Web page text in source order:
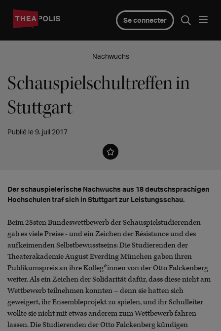
Se connecter
Nachwuchs
Schauspielschultreffen in
Stuttgart
Publié le 9. juil 2017
Der schauspielerische Nachwuchs aus 18 deutschsprachigen
Hochschulen traf sich in Stuttgart zur Leistungsschau.
Beim 28sten Bundeswettbewerb der Schauspielstudierenden
gab es viele Preise - und ein Zeichen der Résistance und des
aufkeimenden Selbstbewusstseins: Die Studierenden der
Theaterakademie August Everding München gaben ihren
Publikumspreis an ihre Kolleg*innen von der Otto Falckenberg
weiter. Als ein Zeichen der Solidarität dafür, dass diese nicht am
Wettbewerb teilnehmen konnten – denn sie hatten sich
geweigert, ihr Ensembleprojekt zu spielen, und ihr Schulleiter
wollte sie nicht mit etwas anderem zum Wettbewerb fahren
lassen. Die Studierenden der Otto Falckenberg kündigen